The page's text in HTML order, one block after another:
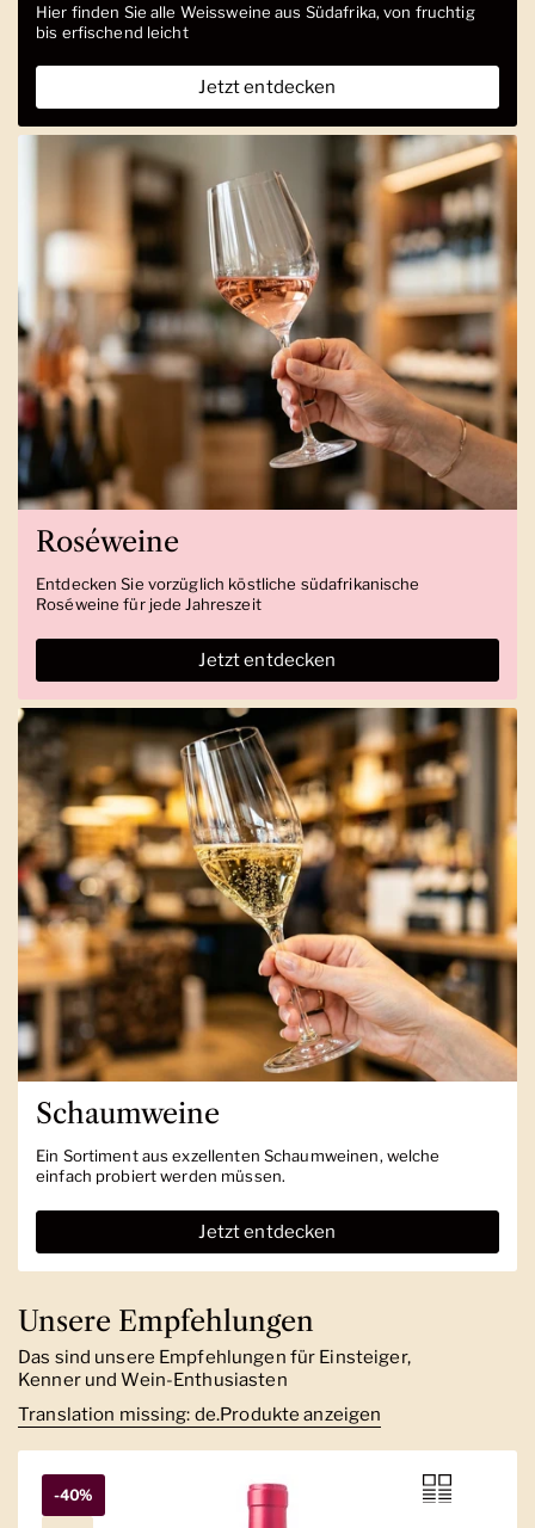
Hier finden Sie alle Weissweine aus Südafrika, von fruchtig
bis erfischend leicht
Jetzt entdecken
Roséweine
Entdecken Sie vorzüglich köstliche südafrikanische
Roséweine für jede Jahreszeit
Jetzt entdecken
Schaumweine
Ein Sortiment aus exzellenten Schaumweinen, welche
einfach probiert werden müssen.
Jetzt entdecken
Unsere Empfehlungen
Das sind unsere Empfehlungen für Einsteiger,
Kenner und Wein-Enthusiasten
Translation missing: de.Produkte anzeigen
-40%